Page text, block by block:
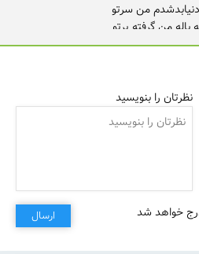
وقتی که واسه من میزاری سرتو
نظرتان را بنویسید
خواهد شد ارسال